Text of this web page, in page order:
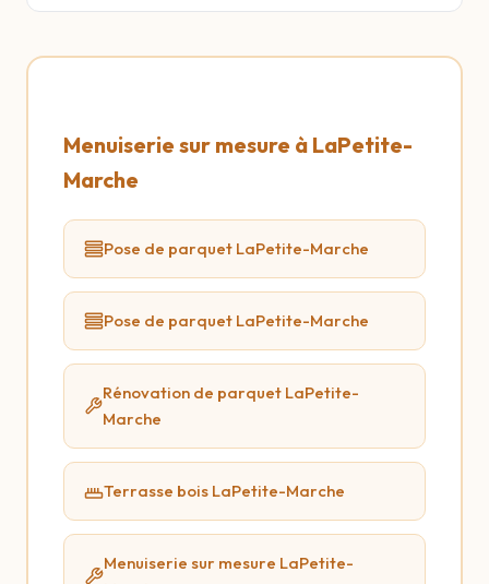
Menuiserie sur mesure à LaPetite-
Marche
Pose de parquet LaPetite-Marche
Pose de parquet LaPetite-Marche
Rénovation de parquet LaPetite-
Marche
Terrasse bois LaPetite-Marche
Menuiserie sur mesure LaPetite-